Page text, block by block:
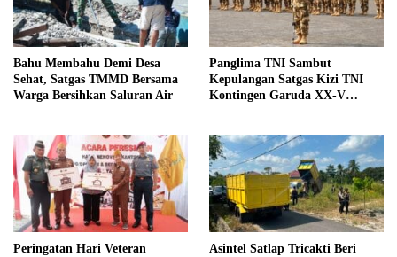
Bahu Membahu Demi Desa
Sehat, Satgas TMMD Bersama
Warga Bersihkan Saluran Air
Panglima TNI Sambut
Kepulangan Satgas Kizi TNI
Kontingen Garuda XX-V
Peringatan Hari Veteran
Asintel Satlap Tricakti Beri